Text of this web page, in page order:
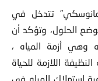
تتدخل في
الحلول، وتؤكد أن
وهي أزمة المياه ،
اللازمة للحياة
استهلاك المياه في